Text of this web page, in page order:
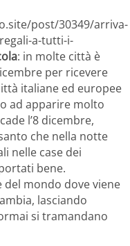
post/30349/arriva-
a-tutti-i-
: in molte città è
per ricevere
italiane ed europee
ad apparire molto
l’8 dicembre,
che nella notte
nelle case dei
bene.
del mondo dove viene
lasciando
si tramandano